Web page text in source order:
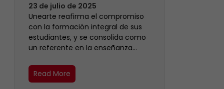
23 de julio de 2025
Unearte reafirma el compromiso
con la formación integral de sus
estudiantes, y se consolida como
un referente en la enseñanza…
Read More